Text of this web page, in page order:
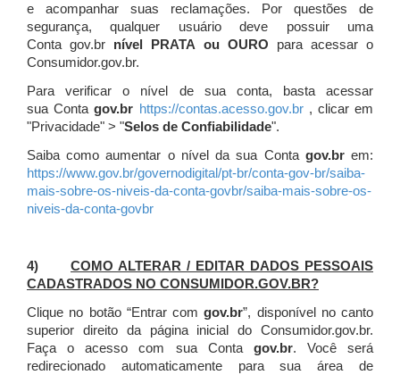
e acompanhar suas reclamações. Por questões de
segurança, qualquer usuário deve possuir uma
Conta gov.br nível PRATA ou OURO para acessar o
Consumidor.gov.br.
Para verificar o nível de sua conta, basta acessar
sua Contagov.br https://contas.acesso.gov.br, clicar em
"Privacidade" > "Selos de Confiabilidade".
Saiba como aumentar o nível da sua Conta gov.brem:
https://www.gov.br/governodigital/pt-br/conta-gov-br/saiba-
mais-sobre-os-niveis-da-conta-govbr/saiba-mais-sobre-os-
niveis-da-conta-govbr
4) COMO ALTERAR / EDITAR DADOS PESSOAIS
CADASTRADOS NO CONSUMIDOR.GOV.BR?
Clique no botão “Entrar comgov.br”, disponível no canto
superior direito da página inicial do Consumidor.gov.br.
Faça o acesso com sua Conta gov.br. Você será
redirecionado automaticamente para sua área de